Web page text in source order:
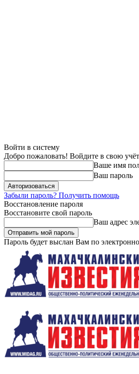
Войти в систему
Добро пожаловать! Войдите в свою
Ваше имя
Ваш пароль
Забыли пароль? Получить помощь
Восстановление пароля
Восстановите свой пароль
Ваш адрес
Пароль будет выслан Вам по